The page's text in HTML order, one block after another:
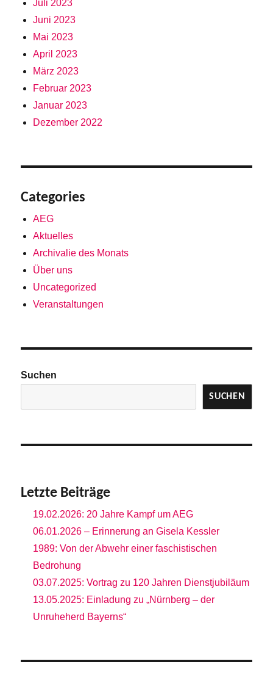
Juli 2023
Juni 2023
Mai 2023
April 2023
März 2023
Februar 2023
Januar 2023
Dezember 2022
Categories
AEG
Aktuelles
Archivalie des Monats
Über uns
Uncategorized
Veranstaltungen
Suchen
SUCHEN
Letzte Beiträge
19.02.2026: 20 Jahre Kampf um AEG
06.01.2026 – Erinnerung an Gisela Kessler
1989: Von der Abwehr einer faschistischen
Bedrohung
03.07.2025: Vortrag zu 120 Jahren Dienstjubiläum
13.05.2025: Einladung zu „Nürnberg – der
Unruheherd Bayerns“